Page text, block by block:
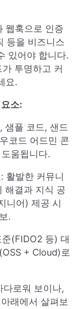
웹훅으로 인증
등을 비즈니스
있어야 합니다.
투명하고 커
요.
소:
샘플 코드, 샌드
코드 어드민 콘
움됩니다.
: 활발한 커뮤니
해결과 지식 공
니어) 제공 시
.
(FIDO2 등) 대
+ Cloud)로
다로워 보이나,
래에서 살펴보